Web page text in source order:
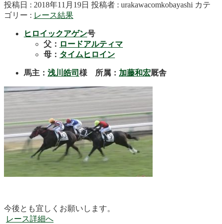
投稿日 : 2018年11月19日 投稿者 : urakawacomkobayashi カテ
ゴリー : レース結果
ヒロイックアゲン号
父： ロードアルティマ
母： タイムヒロイン
馬主： 浅川皓司 様 所属： 加藤和宏厩舎
今後とも宜しくお願いします。
レース詳細へ